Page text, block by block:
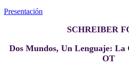
Presentación
SCHREIBER
Dos Mundos, Un Lenguaje: La
OT